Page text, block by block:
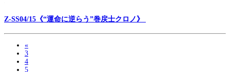
Z-SS04/15《“運命に逆らう”巻戻士クロノ》
«
3
4
5